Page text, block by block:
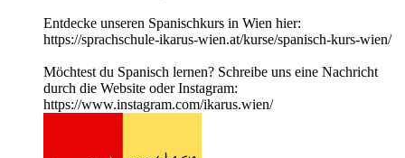
Entdecke unseren Spanischkurs in Wien hier:
https://sprachschule-ikarus-wien.at/kurse/spanisch-kurs-wien/
Möchtest du Spanisch lernen? Schreibe uns eine Nachricht
durch die Website oder Instagram:
https://www.instagram.com/ikarus.wien/